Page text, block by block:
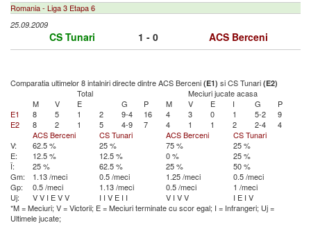
Romania - Liga 3 Etapa 6
25.09.2009
CS Tunari 1 - 0 ACS Berceni
Comparatia ultimelor 8 intalniri directe dintre ACS Berceni (E1) si CS Tunari (E2)
Total
Meciuri jucate acasa
M
V E G P M V E I G
P
E1
8 5 1 2 9-4 16 4 3 0 1 5-2
9
E2
8 2 1 5 4-9 7 4 1 1 2 2-4
4
ACS Berceni
CS Tunari ACS Berceni
CS Tunari
V:
62.5 % 25 % 75 %
25 %
E:
12.5 % 12.5 % 0 %
25 %
Î:
25 % 62.5 % 25 %
50 %
Gm:
1.13 /meci 0.5 /meci 1.25 /meci
0.5 /meci
Gp:
0.5 /meci 1.13 /meci 0.5 /meci
1 /meci
Uj:
VV I EVV I I V E I I V I VV I E I V
*M = Meciuri; V = Victorii; E = Meciuri terminate cu scor egal; I = Infrangeri; Uj =
Ultimele jucate;